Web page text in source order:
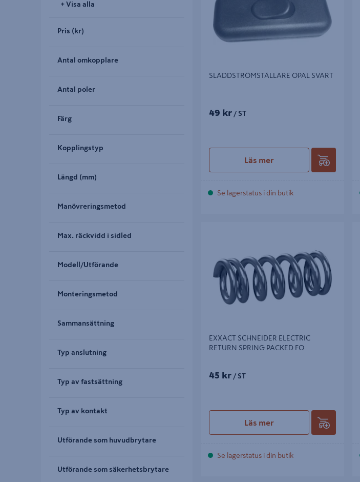
+ Visa alla
Pris (kr)
Antal omkopplare
Antal poler
Färg
Kopplingstyp
Längd (mm)
Manövreringsmetod
Max. räckvidd i sidled
Modell/Utförande
Monteringsmetod
Sammansättning
Typ anslutning
Typ av fastsättning
Typ av kontakt
Utförande som huvudbrytare
Utförande som säkerhetsbrytare
SLADDSTRÖMSTÄLLARE OPAL SVART
49 kr / ST
Läs mer
Se lagerstatus i din butik
EXXACT SCHNEIDER ELECTRIC
RETURN SPRING PACKED FO
45 kr / ST
Läs mer
Se lagerstatus i din butik